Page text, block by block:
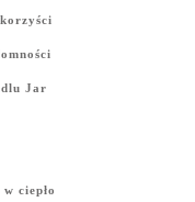
Jar
ciepło